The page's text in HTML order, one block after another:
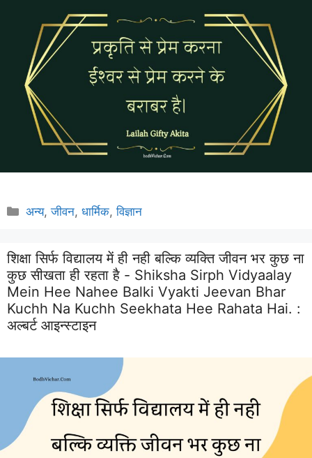
Categories
अन्य,जीवन,धार्मिक,विज्ञान
शिक्षा सिर्फ विद्यालय में ही नही बल्कि व्यक्ति जीवन भर कुछ ना
कुछ सीखता ही रहता है - Shiksha Sirph Vidyaalay
Mein Hee Nahee Balki Vyakti Jeevan Bhar
Kuchh Na Kuchh Seekhata Hee Rahata Hai. :
अल्बर्ट आइन्स्टाइन